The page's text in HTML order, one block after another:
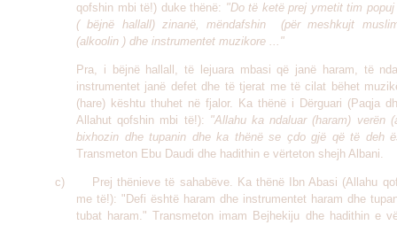
qofshin mbi të!) duke thënë: "Do të ketë prej ymetit tim
( bëjnë hallall) zinanë, mëndafshin (për meshkujt
(alkoolin ) dhe instrumentet muzikore ..."
Pra, i bëjnë hallall, të lejuara mbasi që janë haram, të
instrumentet janë defet dhe të tjerat me të cilat bëhet
(hare) kështu thuhet në fjalor. Ka thënë i Dërguari (Paqja
Allahut qofshin mbi të!): "Allahu ka ndaluar (haram) verën
bixhozin dhe tupanin dhe ka thënë se çdo gjë që të deh
Transmeton Ebu Daudi dhe hadithin e vërteton shejh Albani.
c)
Prej thënieve të sahabëve. Ka thënë Ibn Abasi (Allahu
me të!): "Defi është haram dhe instrumentet haram dhe
tubat haram." Transmeton imam Bejhekiju dhe hadithin e